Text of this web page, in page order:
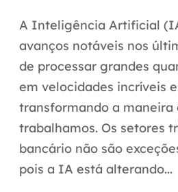
Integração de IA
RPA e hiperautomação
AI Day
Transformar dados em decisão
Data Analytics
A Inteligência Artificial
avanços notáveis nos
de processar grandes
em velocidades incríveis
transformando a maneira
trabalhamos. Os setores
bancário não são
pois a IA está alterando...